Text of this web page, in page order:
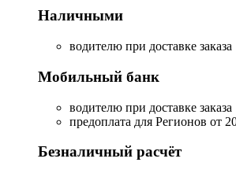
Наличными
водителю при доставке заказа
Мобильный банк
водителю при доставке заказа
предоплата для Регионов от
Безналичный расчёт